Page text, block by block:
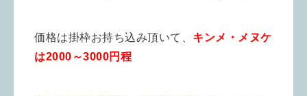
価格は掛枠お持ち込み頂いて、 キンメ・メヌケ
は2000～3000円程